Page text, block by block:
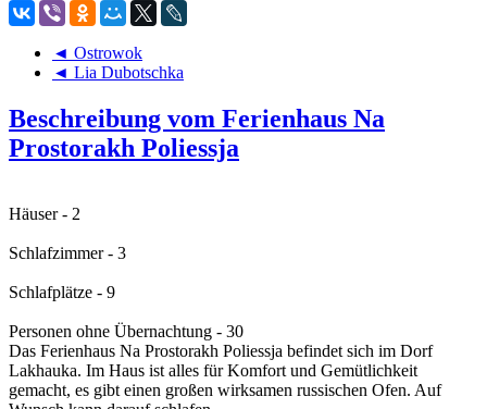
◄ Ostrowok
◄ Lia Dubotschka
Beschreibung vom Ferienhaus Na
Prostorakh Poliessja
Häuser - 2
Schlafzimmer - 3
Schlafplätze - 9
Personen ohne Übernachtung - 30
Das Ferienhaus Na Prostorakh Poliessja befindet sich im Dorf
Lakhauka. Im Haus ist alles für Komfort und Gemütlichkeit
gemacht, es gibt einen großen wirksamen russischen Ofen. Auf